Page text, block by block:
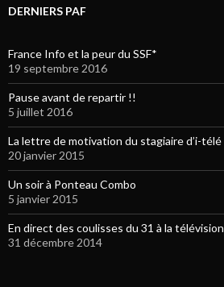
DERNIERS PAF
France Info et la peur du SSF*
19 septembre 2016
Pause avant de repartir !!
5 juillet 2016
La lettre de motivation du stagiaire d’i-télé
20 janvier 2015
Un soir à Ponteau Combo
5 janvier 2015
En direct des coulisses du 31 à la télévision
31 décembre 2014